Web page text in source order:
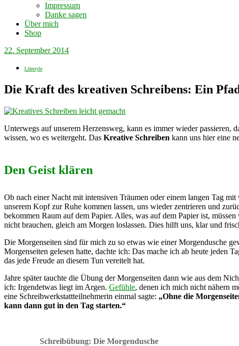
Impressum
Danke sagen
Über mich
Shop
22. September 2014
Lifestyle
Die Kraft des kreativen Schreibens: Ein
Unterwegs auf unserem Herzensweg, kann es immer wieder
wissen, wo es weitergeht. Das Kreative Schreiben kann uns hier eine
Den Geist klären
Ob nach einer Nacht mit intensiven Träumen oder einem langen Tag
unserem Kopf zur Ruhe kommen lassen, uns wieder zentrieren und
bekommen Raum auf dem Papier. Alles, was auf dem Papier ist,
nicht brauchen, gleich am Morgen loslassen. Dies hilft uns, klar und
Die Morgenseiten sind für mich zu so etwas wie einer Morgendusche
Morgenseiten gelesen hatte, dachte ich: Das mache ich ab heute jeden
das jede Freude an diesem Tun vereitelt hat.
Jahre später tauchte die Übung der Morgenseiten dann wie aus dem
ich: Irgendetwas liegt im Argen. Gefühle, denen ich mich nicht nähern
eine Schreibwerkstattteilnehmerin einmal sagte: „Ohne die
kann dann gut in den Tag starten.“
Schreibübung: Die Morgendusche